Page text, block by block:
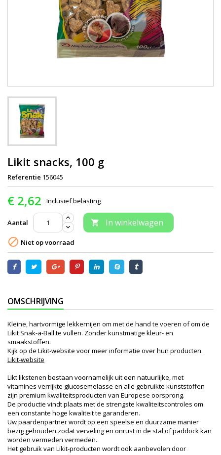
Likit snacks, 100 g
Referentie 156045
€ 2,62 Inclusief belasting
Aantal  In winkelwagen
 Niet op voorraad
OMSCHRIJVING
Kleine, hartvormige lekkernijen om met de hand te voeren of om de
Likit Snak-a-Ball te vullen. Zonder kunstmatige kleur- en
smaakstoffen.
Kijk op de Likit-website voor meer informatie over hun producten.
Likit-website
Likt likstenen bestaan ​​voornamelijk uit een natuurlijke, met
vitamines verrijkte glucosemelasse en alle gebruikte kunststoffen
zijn premium kwaliteitsproducten van Europese oorsprong.
De productie vindt plaats met de strengste kwaliteitscontroles om
een ​​constante hoge kwaliteit te garanderen.
Uw paardenpartner wordt op een speelse en duurzame manier
bezig gehouden zodat verveling en onrust in de stal of paddock kan
worden vermeden vermeden.
Het gebruik van Likit-producten wordt ook aanbevolen door